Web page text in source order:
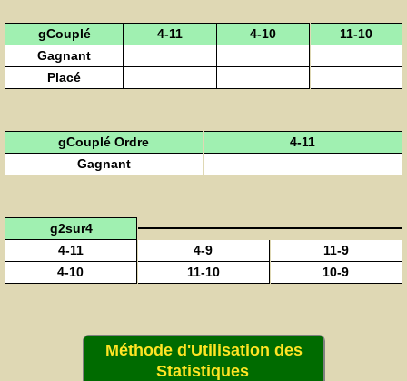
gCouplé 4-11 4-10
11-10
Gagnant
Placé
gCouplé Ordre
4-11
Gagnant
g2sur4
4-11
4-9
11-9
4-10
11-10 10-9
Méthode d'Utilisation des
Statistiques